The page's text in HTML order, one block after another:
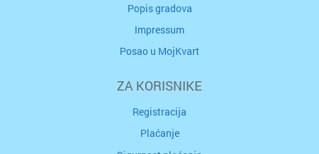
Popis gradova
Impressum
Posao u MojKvart
ZA KORISNIKE
Registracija
Plaćanje